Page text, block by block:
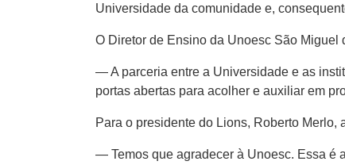
Universidade da comunidade e,
O Diretor de Ensino da Unoesc São
— A parceria entre a Universidade e as
portas abertas para acolher e auxiliar em
Para o presidente do Lions, Roberto
— Temos que agradecer à Unoesc. Essa é